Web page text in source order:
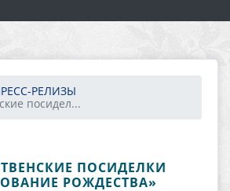
РЕЛИЗЫ
посидел...
ПОСИДЕЛКИ
РОЖДЕСТВА»